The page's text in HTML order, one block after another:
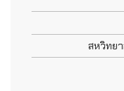
สหวิทยา